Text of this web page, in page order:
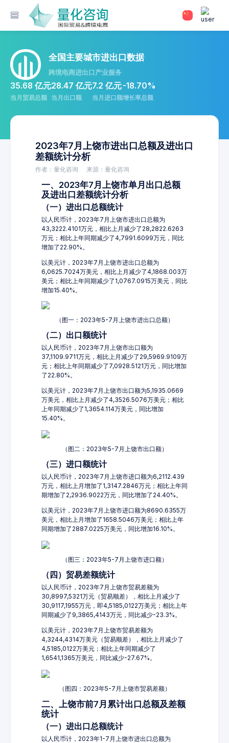
全国主要城市进出口数据
跨境电商进出口产业服务
35.68 亿元
当月贸易总额
28.47 亿元
当月出口额
7.2 亿元
当月进口额
-18.70%
增长率总额
2023年7月上饶市进出口总额及进出口
差额统计分析
作者：量化咨询 来源：量化咨询
一、2023年7月上饶市单月出口总额
及进出口差额统计分析
（一）进出口总额统计
以人民币计，2023年7月上饶市进出口总额为
43,3222.4101万元，相比上月减少了28,2822.6263
万元；相比上年同期减少了4,7991.6099万元，同比
增加了22.90%。
以美元计，2023年7月上饶市进出口总额为
6,0625.7024万美元，相比上月减少了4,1868.003万
美元；相比上年同期减少了1,0767.0915万美元，同比
增加15.40%。
（图一：2023年5-7月上饶市进出口总额）
（二）出口额统计
以人民币计，2023年7月上饶市出口额为
37,1109.9711万元，相比上月减少了29,5969.9109万
元；相比上年同期减少了7,0928.5121万元，同比增加
了22.80%。
以美元计，2023年7月上饶市出口额为5,1935.0669
万美元，相比上月减少了4,3526.5076万美元；相比
上年同期减少了1,3654.114万美元，同比增加
15.40%。
（图二：2023年5-7月上饶市出口额）
（三）进口额统计
以人民币计，2023年7月上饶市进口额为6,2112.439
万元，相比上月增加了1,3147.2846万元；相比上年同
期增加了2,2936.9022万元，同比增加了24.40%。
以美元计，2023年7月上饶市进口额为8690.6355万
美元，相比上月增加了1658.5046万美元；相比上年
同期增加了2887.0225万美元，同比增加16.10%。
（图三：2023年5-7月上饶市进口额）
（四）贸易差额统计
以人民币计，2023年7月上饶市贸易差额为
30,8997,5321万元（贸易顺差），相比上月减少了
30,9117,1955万元，即4,5185,0122万美元；相比上年
同期减少了9,3865,4143万元，同比减少-23.3%。
以美元计，2023年7月上饶市贸易差额为
4,3244,4314万美元（贸易顺差），相比上月减少了
4,5185,0122万美元；相比上年同期减少了
1,6541,1365万美元，同比减少-27.67%。
（图四：2023年5-7月上饶市贸易差额）
二、上饶市前7月累计出口总额及差额
统计
（一）进出口总额统计
以人民币计，2023年1-7月上饶市进出口总额为